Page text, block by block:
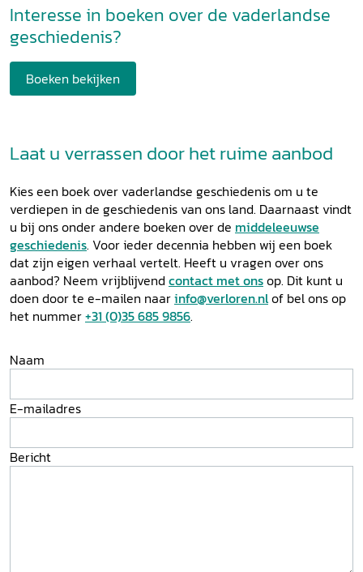
Interesse in boeken over de vaderlandse
geschiedenis?
Boeken bekijken
Laat u verrassen door het ruime aanbod
Kies een boek over vaderlandse geschiedenis om u te
verdiepen in de geschiedenis van ons land. Daarnaast vindt
u bij ons onder andere boeken over de middeleeuwse
geschiedenis. Voor ieder decennia hebben wij een boek
dat zijn eigen verhaal vertelt. Heeft u vragen over ons
aanbod? Neem vrijblijvend contact met onsop. Dit kunt u
doen door te e-mailen naarinfo@verloren.nlof bel ons op
het nummer+31 (0)35 685 9856.
Naam
E-mailadres
Bericht